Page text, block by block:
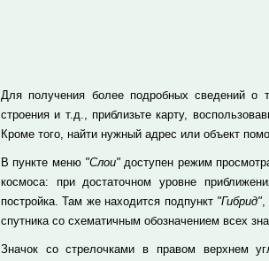
Для получения более подробных сведений
строения и т.д., приблизьте карту,
Кроме того, найти нужный адрес или объект
В пункте меню "Слои" доступен режим
космоса: при достаточном уровне
постройка. Там же находится подпункт "Гибрид",
спутника со схематичным обозначением всех
Значок со стрелочками в правом верхнем